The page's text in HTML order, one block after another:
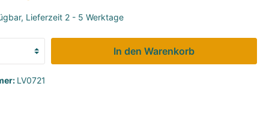
Alkoholfreie Weine
Lieferzeit 2 - 5 Werktage
In den Warenkorb
LV0721